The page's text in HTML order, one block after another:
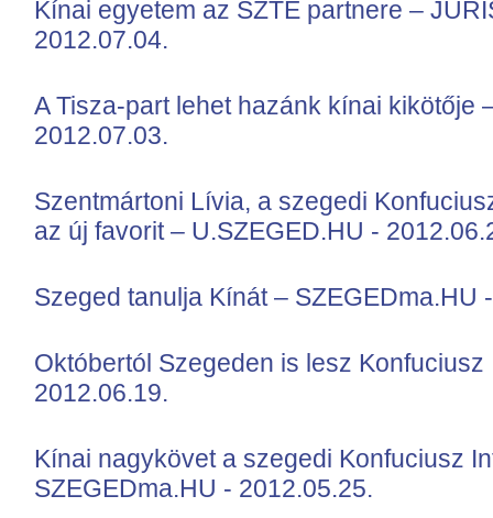
Kínai egyetem az SZTE partnere –
2012.07.04.
A Tisza-part lehet hazánk kínai kikötője
2012.07.03.
Szentmártoni Lívia, a szegedi
az új favorit – U.SZEGED.HU -
Szeged tanulja Kínát – SZEGEDma.HU
Októbertól Szegeden is lesz Konfuciusz
2012.06.19.
Kínai nagykövet a szegedi Konfuciusz
SZEGEDma.HU - 2012.05.25.